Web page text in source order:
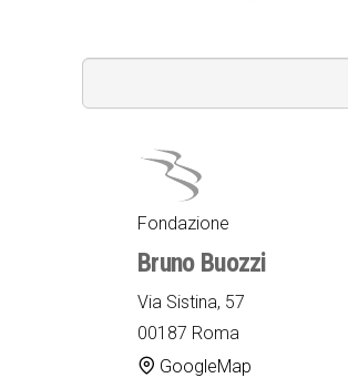
Fondazione
Bruno Buozzi
Via Sistina, 57
00187 Roma
GoogleMap